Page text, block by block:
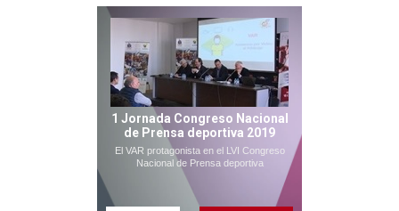
1 Jornada Congreso Nacional
de Prensa deportiva 2019
El VAR protagonista en el LVI Congreso
Nacional de Prensa deportiva